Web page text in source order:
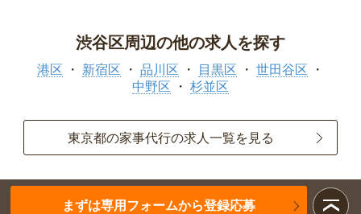
渋谷区周辺の他の求人を探す
港区 新宿区 品川区 目黒区
世田谷区
中野区
杉並区
東京都の家事代行の求人一覧を見る
まずは専用フォームから登録応募